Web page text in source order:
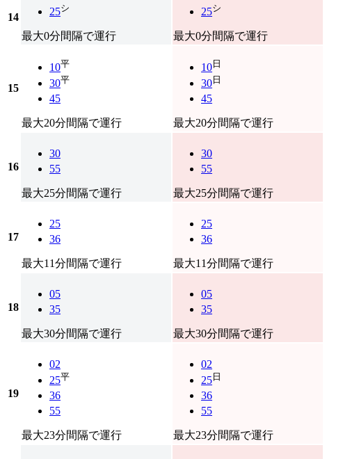
14 25シ
最大0分間隔で運行
25シ
最大0分間隔で運行
15
10平
30平
45
最大20分間隔で運行
10 日
30 日
45
最大20分間隔で運行
16
30
55
最大25分間隔で運行
30
55
最大25分間隔で運行
17
25
36
最大11分間隔で運行
25
36
最大11分間隔で運行
18
05
35
最大30分間隔で運行
05
35
最大30分間隔で運行
19
02
25平
36
55
最大23分間隔で運行
02
25 日
36
55
最大23分間隔で運行